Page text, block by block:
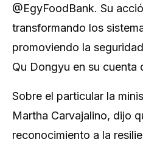
@EgyFoodBank. Su
transformando los
promoviendo la
Qu Dongyu en su cuenta
Sobre el particular la
Martha Carvajalino, dijo
reconocimiento a la